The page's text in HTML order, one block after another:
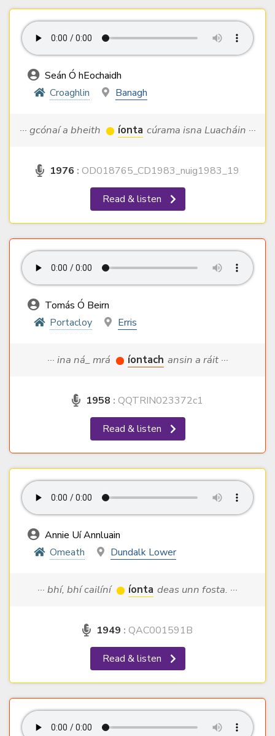
Seán Ó hEochaidh
Croaghlin
Banagh
··· gcónaí a bheith íonta cúrama isna Luacháin ···
1976 : OD018765_CD1983_nuig1983_19
Read & listen
Tomás Ó Beirn
Portacloy
Erris
··· ina ná_ mrá íontach ansin a ráit ···
1958 : QQTRIN023372c1
Read & listen
Annie Uí Annluain
Omeath
Dundalk Lower
··· bhí, bhí cailíní íonta deas unn fosta. ···
1949 : QAC001591B
Read & listen